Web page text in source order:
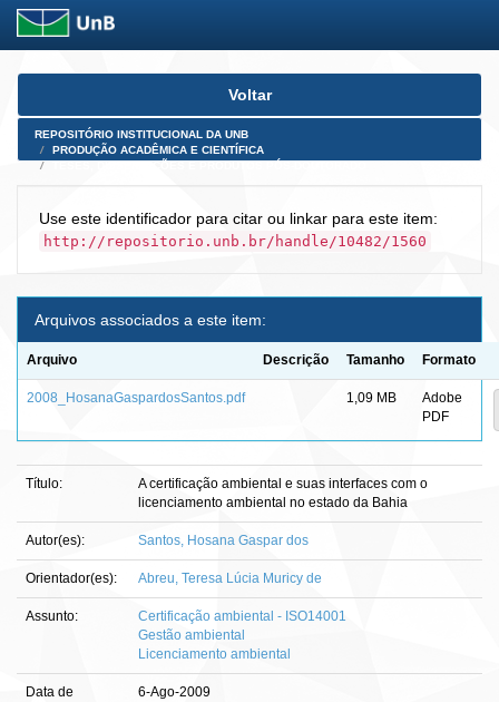
Skip
Voltar
REPOSITÓRIO INSTITUCIONAL DA UNB
PRODUÇÃO ACADÊMICA E CIENTÍFICA
Use este identificador para citar ou linkar para este item:
http://repositorio.unb.br/handle/10482/1560
Arquivos associados a este item:
Arquivo Descrição Tamanho Formato
2008_HosanaGaspardosSantos.pdf 1,09 MB
Adobe
PDF
Título:
A certificação ambiental e suas interfaces com o
licenciamento ambiental no estado da Bahia
Autor(es): Santos, Hosana Gaspar dos
Orientador(es): Abreu, Teresa Lúcia Muricy de
Assunto:
Certificação ambiental - ISO14001
Gestão ambiental
Licenciamento ambiental
Data de
6-Ago-2009